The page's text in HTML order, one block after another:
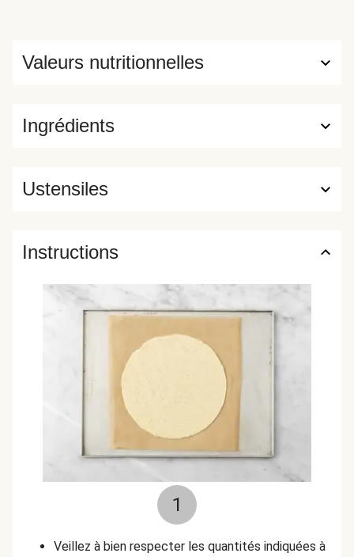
Ingrédients
Valeurs nutritionnelles
Ustensiles
Instructions
1
Veillez à bien respecter les quantités indiquées à